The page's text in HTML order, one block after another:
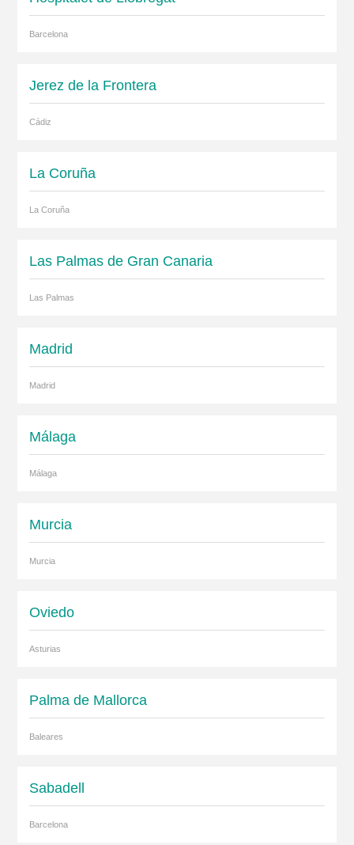
Barcelona
Jerez de la Frontera
Cádiz
La Coruña
La Coruña
Las Palmas de Gran Canaria
Las Palmas
Madrid
Madrid
Málaga
Málaga
Murcia
Murcia
Oviedo
Asturias
Palma de Mallorca
Baleares
Sabadell
Barcelona